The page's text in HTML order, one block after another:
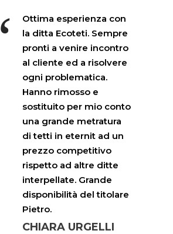
Ottima esperienza con
la ditta Ecoteti. Sempre
pronti a venire incontro
al cliente ed a risolvere
ogni problematica.
Hanno rimosso e
sostituito per mio conto
una grande metratura
di tetti in eternit ad un
prezzo competitivo
rispetto ad altre ditte
interpellate. Grande
disponibilità del titolare
Pietro.
CHIARA URGELLI